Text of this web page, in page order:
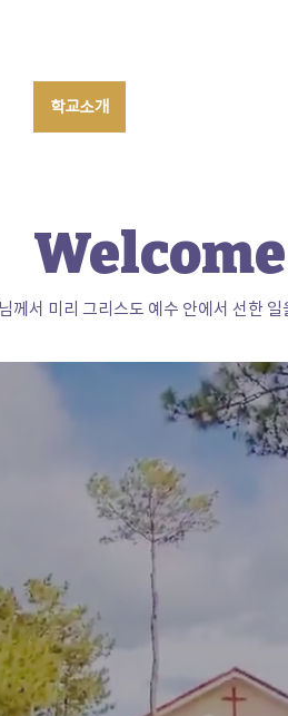
학교소개
께서 미리 그리스도 예수 안에서 선한